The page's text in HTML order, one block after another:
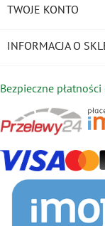
TWOJE KONTO
INFORMACJA O
Bezpieczne